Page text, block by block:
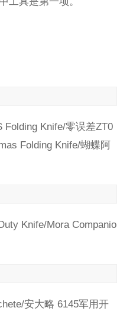
Folding Knife/零误差ZT0
Folding Knife/蝴蝶阿
Knife/Mora Companio
安大略 6145军用开